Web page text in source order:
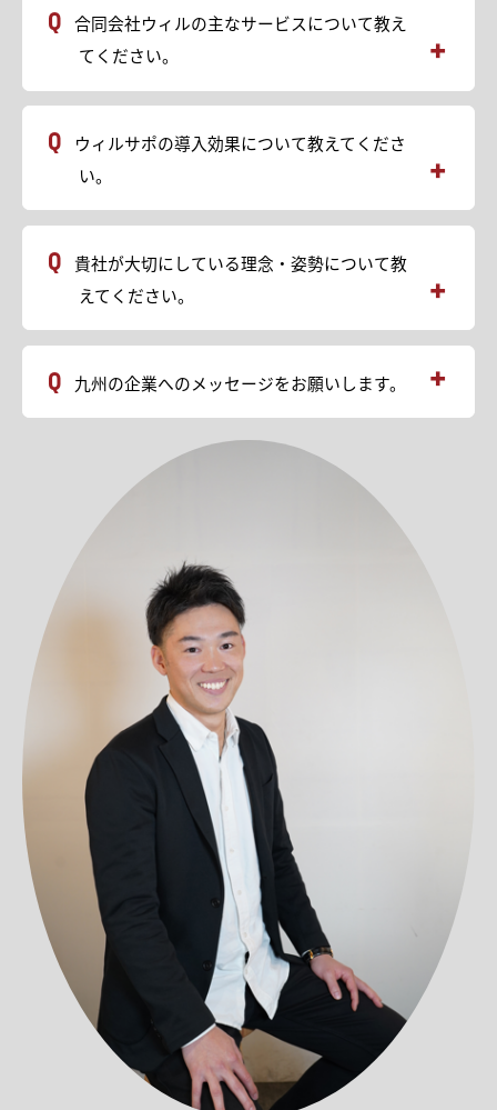
ら見込み客の育成までを一気通貫でご支援を行っている
会社です。
ホームページ制作を起点に、SNS運用支援、Web広告運
用、マーケティングオートメーション（MA）導入支援ま
「集客 → 問い合わせ → 見込み客のフォロー」につなが
多くの企業様では、
- ホームページはあるが問い合わせにつながっていない
- SNSや広告を始めたものの成果が見えない
がらない
といった課題が分断された状態で発生しています。
援を行っています。
合同会社ウィルの主なサービスについて教え
てください。
月額制でホームページの制作・更新・運用までを一貫し
て支援するサービスです。
通常のコーポレートサイトだけでなく、ECサイトや会員
サイトなど、ご要望に応じたサイト構築にも対応してい
初期費用を抑えつつ、公開後も改善・更新を前提とした
https://will-corp.co.jp/willsupport/
② マーケティングオートメーション（MA）導入支援
メールマーケティング、リード獲得後の動線設計、顧客情
報の管理・活用を支援しています。
ツール導入だけでなく、実運用を見据えた設計と継続的
な伴走支援を行うことで、属人的になりがちな営業・フ
ォロー業務の効率化を実現します。
③ SNS運用サポート
SNSを「投稿するだけ」で終わらせないための運用支援
を行っています。
アカウント設計、投稿方針の整理、デザイン作成、投稿
コンテンツ作成まで対応し、自社の強みやサービスが正
しく伝わる発信をサポートします。
運用開始後も改善提案を行いながら、継続的に伴走しま
④ 広告運用・クリエイティブ作成
Web広告の設計・運用から、バナー・動画などの広告用
クリエイティブ制作まで一貫して対応します。
単発の広告配信ではなく、ホームページやMA、SNSと連
動した導線設計を行うことで、より成果につながる広告
活用を目指します。
ウィルサポの導入効果について教えてくださ
い。
上、制作・修正コストの削減、Web業務の属人化解消、
迅速な情報更新、営業・採用活動への活用強化など、
多くのお客様に導入効果を実感いただいております。
導入前は、古いホームページを放置せざるを得ず、制作
を抱えるケースが多く見られました。
の導線を整理したWebサイトを構築し、更新や修正を定
額内で継続的に行える運用体制を実現。
その結果、名刺交換後にWebサイトを見てもらえる機会
が増え、問い合わせや採用応募の質向上、営業効率の改
善につながっています。
また、Webサイト運用コストを抑えられるようになった
ことで、SNS運用やWeb広告など、他の集客施策へも予
算や工数を回せるようになり、
Web全体を活用したマーケティング推進が可能になって
さらに、弊社ではSNS運用、Web広告、マーケティング
オートメーション（MA）導入支援などとも連携し、
リード獲得から見込み客の育成までを見据えたWeb活用
へと発展させるご提案をさせていただきます。
貴社が大切にしている理念・姿勢について教
えてください。
正しい考え方と手順で、成果につながるマーケティングの
することが難しく、結果として「外部に任せきり」「単
発施策で終わる」といった状態になりがちです。
当社は、そうした状況を前提に、実行し続けられる現実
的な方法を重視しています。
単に外注として作業を請け負うのではなく、ぜその施策
を行うのか、どこを改善すべきなのかを共有しながら、
社内にノウハウが蓄積されていく支援を行っています。
また、オンライン施策だけ、オフライン施策だけに偏る
ことなく、企業の規模・業種・成長フェーズに合わせて、
最適な手法をバランスよく組み合わせることを大切にし
短期的な成果だけを追うのではなく、中長期的な視点で
取り組み、まずはスモールスタートで始め、成果を見な
がら少しずつ広げていく。
この考え方が、多くの企業様にご支持いただいている理
由です。
九州の企業へのメッセージをお願いします。
九州には、素晴らしい技術や想いを持った企業様が数多く
あります。
しかし、それがまだ十分にWebで伝わっていないケース
も少なくありません。
当社ウィルは、福岡を拠点に、九州の中小企業様を中心
に支援を行ってきました。
地域の企業様と同じ目線に立ち、事業の状況やフェーズ
に合わせた支援を大切にしています。
「何から始めればいいか分からない」
「とりあえず話だけ聞いてみたい」
そんな段階でも構いません。
まずは小さな一歩から、一緒に考えさせてください。
九州の中小企業様の成長とともに、私たちウィルも成長
していきたい。
その想いを胸に、Webの力で事業の前進を支援します。
ぜひこの機会に、お気軽にお声がけください。